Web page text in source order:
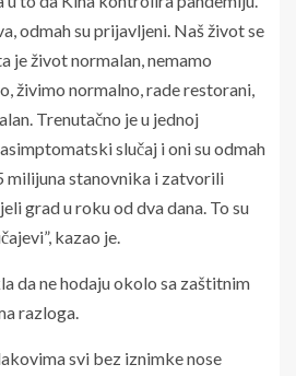
odmah su prijavljeni. Naš život se
je život normalan, nemamo
živimo normalno, rade restorani,
Trenutačno je u jednoj
slučaj i oni su odmah
milijuna stanovnika i zatvorili
grad u roku od dva dana. To su
kazao je.
da ne hodaju okolo sa zaštitnim
razloga.
svi bez iznimke nose